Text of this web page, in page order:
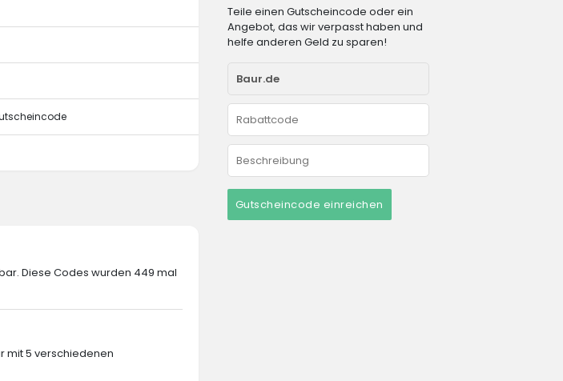
Teile einen Gutscheincode oder ein
Angebot, das wir verpasst haben und
helfe anderen Geld zu sparen!
Gutscheincode einreichen
Diese Codes wurden 449 mal
mit 5 verschiedenen